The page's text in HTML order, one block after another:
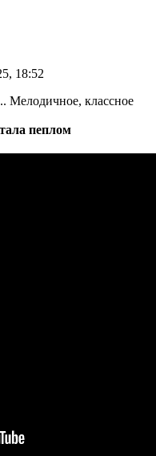
18:52
Мелодичное, классное
пеплом